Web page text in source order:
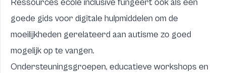
Ressources école inclusive fungeert ook als een
goede gids voor digitale hulpmiddelen om de
moeilijkheden gerelateerd aan autisme zo goed
mogelijk op te vangen.
Ondersteuningsgroepen, educatieve workshops en